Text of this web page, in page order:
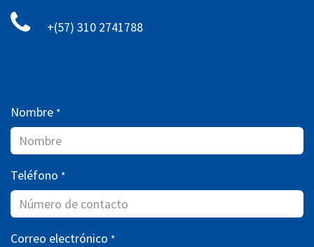
+(57) 310 2741788
Nombre *
Teléfono *
Correo electrónico *